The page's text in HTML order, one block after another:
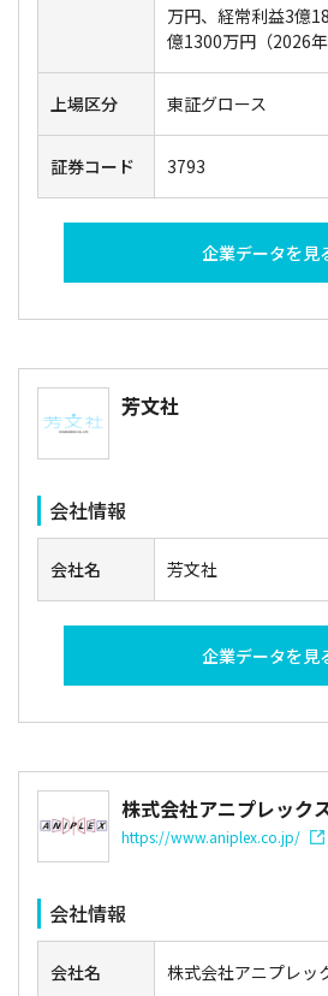
万円、経常利益3億
億1300万円（2026年
上場区分 東証グロース
証券コード 3793
企業データを見
芳文社
会社情報
会社名 芳文社
企業データを見
株式会社アニプレック
https://www.aniplex.co.jp/
会社情報
会社名 株式会社アニプレッ